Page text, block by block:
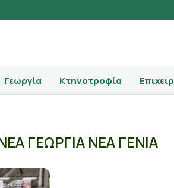
Γεωργία Κτηνοτροφία
ΓΕΩΡΓΙΑ ΝΕΑ ΓΕΝΙΑ